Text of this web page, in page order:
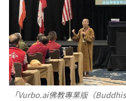
「Vurbo.ai佛教專業版（